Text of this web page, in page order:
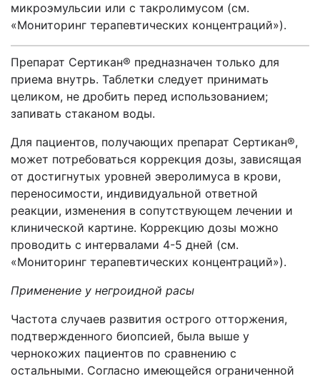
микроэмульсии или с такролимусом (см.
«Мониторинг терапевтических концентраций»).
Препарат Сертикан® предназначен только для
приема внутрь. Таблетки следует принимать
целиком, не дробить перед использованием;
запивать стаканом воды.
Для пациентов, получающих препарат Сертикан®,
может потребоваться коррекция дозы, зависящая
от достигнутых уровней эверолимуса в крови,
переносимости, индивидуальной ответной
реакции, изменения в сопутствующем лечении и
клинической картине. Коррекцию дозы можно
проводить с интервалами 4-5 дней (см.
«Мониторинг терапевтических концентраций»).
Применение у негроидной расы
Частота случаев развития острого отторжения,
подтвержденного биопсией, была выше у
чернокожих пациентов по сравнению с
остальными. Согласно имеющейся ограниченной